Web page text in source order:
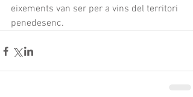
eixements van ser per a vins del territori
penedesenc.